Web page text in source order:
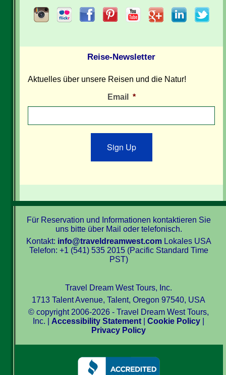
Reise-Newsletter
Aktuelles über unsere Reisen und die Natur!
Email *
Sign Up
Für Reservation und Informationen kontaktieren Sie
uns bitte über Mail oder telefonisch.
Kontakt: info@traveldreamwest.comLokales USA
Telefon: +1 (541) 535 2015 (Pacific Standard Time
PST)
Travel Dream West Tours, Inc.
1713 Talent Avenue, Talent, Oregon 97540, USA
© copyright 2006-2026 - Travel Dream West Tours,
Inc. | Accessibility Statement |Cookie Policy
Privacy Policy